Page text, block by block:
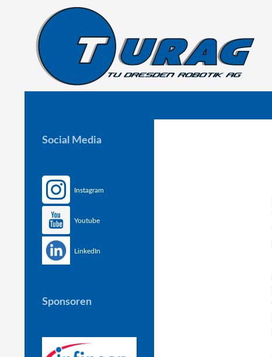
Social Media
Instagram
Youtube
LinkedIn
Sponsoren